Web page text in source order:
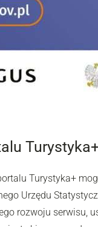
Turystyka+
Urzędu
rozwoju serwisu,